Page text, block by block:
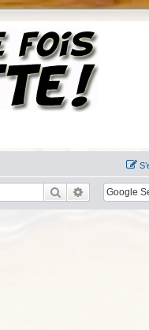
RechercherRecherche